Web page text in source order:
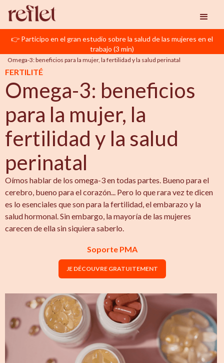
👉 Participo en el gran estudio sobre la salud de las mujeres en el
trabajo (3 min)
Reproducción Asistida
Omega-3: beneficios para la mujer, la fertilidad y la salud perinatal
FERTILITÉ
Omega-3: beneficios
para la mujer, la
fertilidad y la salud
perinatal
Oímos hablar de los omega-3 en todas partes. Bueno para el
cerebro, bueno para el corazón... Pero lo que rara vez te dicen
es lo esenciales que son para la fertilidad, el embarazo y la
salud hormonal. Sin embargo, la mayoría de las mujeres
carecen de ella sin siquiera saberlo.
Soporte PMA
JE DÉCOUVRE GRATUITEMENT